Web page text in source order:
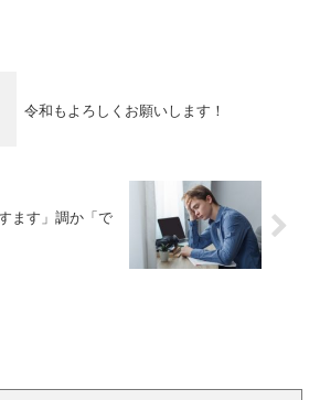
令和もよろしくお願いします！
ます」調か「で